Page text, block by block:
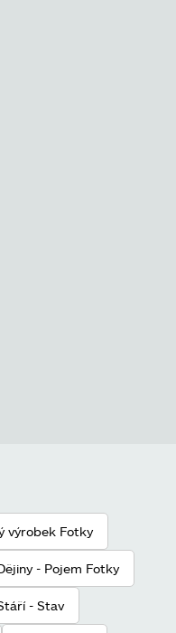
výrobek Fotky
- Pojem Fotky
- Stav